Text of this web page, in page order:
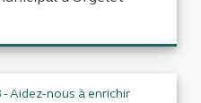
- Aidez-nous à enrichir